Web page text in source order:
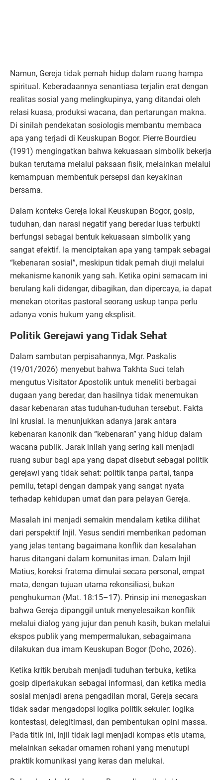
Namun, Gereja tidak pernah hidup dalam ruang hampa
spiritual. Keberadaannya senantiasa terjalin erat dengan
realitas sosial yang melingkupinya, yang ditandai oleh
relasi kuasa, produksi wacana, dan pertarungan makna.
Di sinilah pendekatan sosiologis membantu membaca
apa yang terjadi di Keuskupan Bogor. Pierre Bourdieu
(1991) mengingatkan bahwa kekuasaan simbolik bekerja
bukan terutama melalui paksaan fisik, melainkan melalui
kemampuan membentuk persepsi dan keyakinan
bersama.
Dalam konteks Gereja lokal Keuskupan Bogor, gosip,
tuduhan, dan narasi negatif yang beredar luas terbukti
berfungsi sebagai bentuk kekuasaan simbolik yang
sangat efektif. Ia menciptakan apa yang tampak sebagai
“kebenaran sosial”, meskipun tidak pernah diuji melalui
mekanisme kanonik yang sah. Ketika opini semacam ini
berulang kali didengar, dibagikan, dan dipercaya, ia dapat
menekan otoritas pastoral seorang uskup tanpa perlu
adanya vonis hukum yang eksplisit.
Politik Gerejawi yang Tidak Sehat
Dalam sambutan perpisahannya, Mgr. Paskalis
(19/01/2026) menyebut bahwa Takhta Suci telah
mengutus Visitator Apostolik untuk meneliti berbagai
dugaan yang beredar, dan hasilnya tidak menemukan
dasar kebenaran atas tuduhan-tuduhan tersebut. Fakta
ini krusial. Ia menunjukkan adanya jarak antara
kebenaran kanonik dan “kebenaran” yang hidup dalam
wacana publik. Jarak inilah yang sering kali menjadi
ruang subur bagi apa yang dapat disebut sebagai politik
gerejawi yang tidak sehat: politik tanpa partai, tanpa
pemilu, tetapi dengan dampak yang sangat nyata
terhadap kehidupan umat dan para pelayan Gereja.
Masalah ini menjadi semakin mendalam ketika dilihat
dari perspektif Injil. Yesus sendiri memberikan pedoman
yang jelas tentang bagaimana konflik dan kesalahan
harus ditangani dalam komunitas iman. Dalam Injil
Matius, koreksi fraterna dimulai secara personal, empat
mata, dengan tujuan utama rekonsiliasi, bukan
penghukuman (Mat. 18:15–17). Prinsip ini menegaskan
bahwa Gereja dipanggil untuk menyelesaikan konflik
melalui dialog yang jujur dan penuh kasih, bukan melalui
ekspos publik yang mempermalukan, sebagaimana
dilakukan dua imam Keuskupan Bogor (Doho, 2026).
Ketika kritik berubah menjadi tuduhan terbuka, ketika
gosip diperlakukan sebagai informasi, dan ketika media
sosial menjadi arena pengadilan moral, Gereja secara
tidak sadar mengadopsi logika politik sekuler: logika
kontestasi, delegitimasi, dan pembentukan opini massa.
Pada titik ini, Injil tidak lagi menjadi kompas etis utama,
melainkan sekadar ornamen rohani yang menutupi
praktik komunikasi yang keras dan melukai.